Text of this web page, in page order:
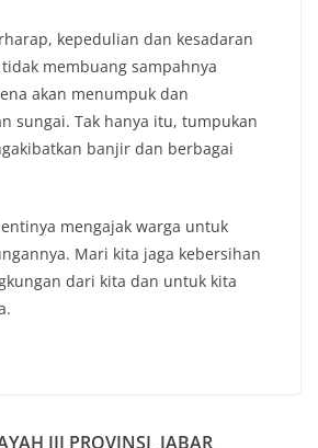
kepedulian dan kesadaran
membuang sampahnya
akan menumpuk dan
sungai. Tak hanya itu, tumpukan
banjir dan berbagai
mengajak warga untuk
Mari kita jaga kebersihan
dari kita dan untuk kita
III PROVINSI JABAR